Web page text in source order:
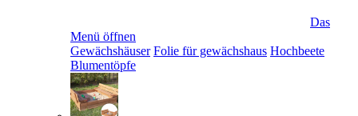
Das
Menü öffnen
Gewächshäuser Folie für gewächshaus Hochbeete
Blumentöpfe